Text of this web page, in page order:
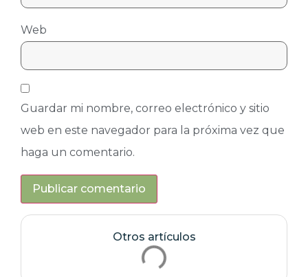
Web
Guardar mi nombre, correo electrónico y sitio
web en este navegador para la próxima vez que
haga un comentario.
Otros artículos